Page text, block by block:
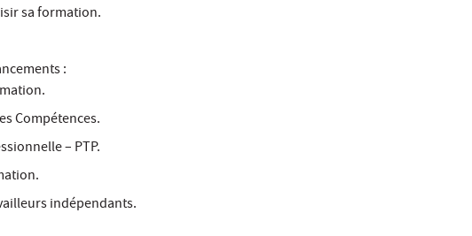
sa formation.
:
Compétences.
– PTP.
indépendants.